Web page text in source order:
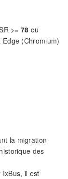
>= 78 ou
(Chromium)
la migration
des
il est